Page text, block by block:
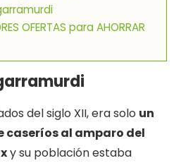
OFERTAS para AHORRAR
del siglo XII, era solo un
caseríos al amparo del
y su población estaba